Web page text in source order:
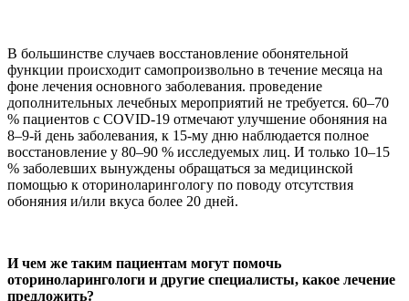
В большинстве случаев восстановление обонятельной
функции происходит самопроизвольно в течение месяца на
фоне лечения основного заболевания. проведение
дополнительных лечебных мероприятий не требуется. 60–70
% пациентов с COVID-19 отмечают улучшение обоняния на
8–9-й день заболевания, к 15-му дню наблюдается полное
восстановление у 80–90 % исследуемых лиц. И только 10–15
% заболевших вынуждены обращаться за медицинской
помощью к оториноларингологу по поводу отсутствия
обоняния и/или вкуса более 20 дней.
И чем же таким пациентам могут помочь
оториноларингологи и другие специалисты, какое лечение
предложить?